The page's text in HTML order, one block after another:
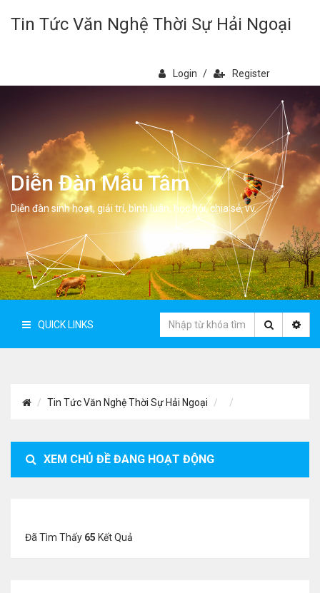
Tin Tức Văn Nghệ Thời Sự Hải Ngoại
Login / Register
Diễn Đàn Mẫu Tâm
Diễn đàn sinh hoạt, giải trí, bình luân, học hỏi, chia sẻ, vv.
QUICK LINKS
Tin Tức Văn Nghệ Thời Sự Hải Ngoại
XEM CHỦ ĐỀ ĐANG HOẠT ĐỘNG
Đã Tìm Thấy 65 Kết Quả